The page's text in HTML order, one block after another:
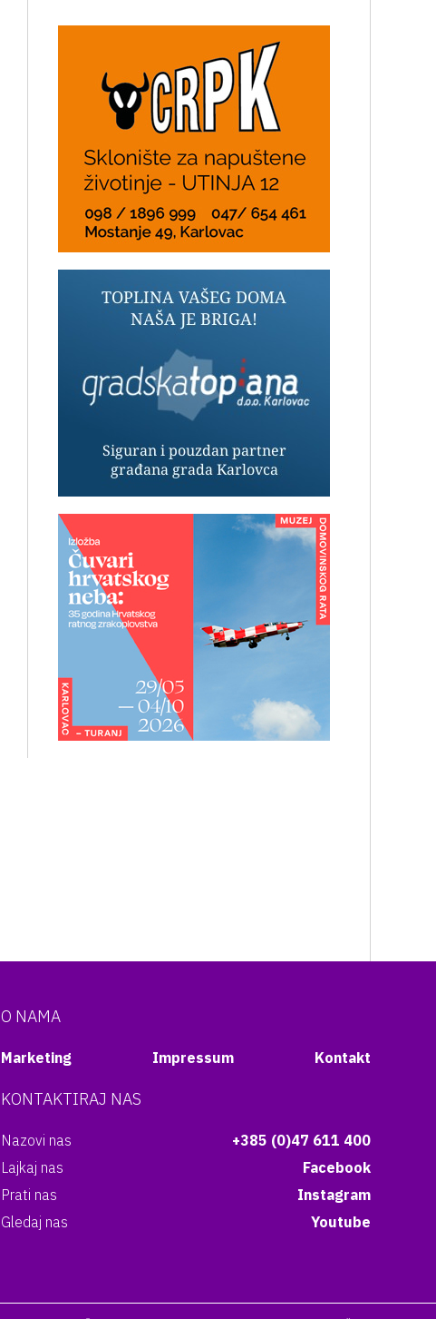
O NAMA
Marketing Impressum Kontakt
KONTAKTIRAJ NAS
Nazovi nas
+385 (0)47 611 400
Lajkaj nas
Facebook
Prati nas
Instagram
Gledaj nas
Youtube